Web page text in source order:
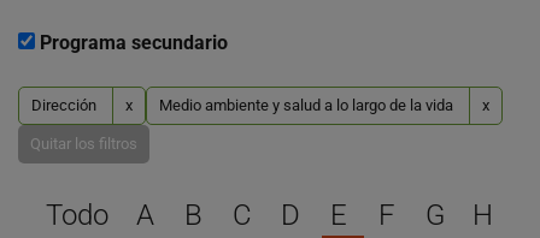
Programa secundario
Dirección x Medio ambiente y salud a lo largo de la vida x
Quitar los filtros
Selecciona una letra
Todo A B C D E F G
H